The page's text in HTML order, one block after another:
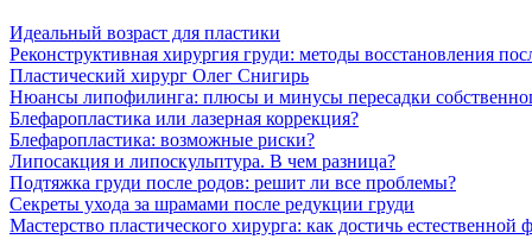
Идеальный возраст для пластики
Реконструктивная хирургия груди: методы восстановления
Пластический хирург Олег Снигирь
Нюансы липофилинга: плюсы и минусы пересадки
Блефаропластика или лазерная коррекция?
Блефаропластика: возможные риски?
Липосакция и липоскульптура. В чем разница?
Подтяжка груди после родов: решит ли все проблемы?
Секреты ухода за шрамами после редукции груди
Мастерство пластического хирурга: как достичь